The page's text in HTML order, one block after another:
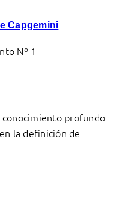
Capgemini
Nº 1
conocimiento profundo
la definición de